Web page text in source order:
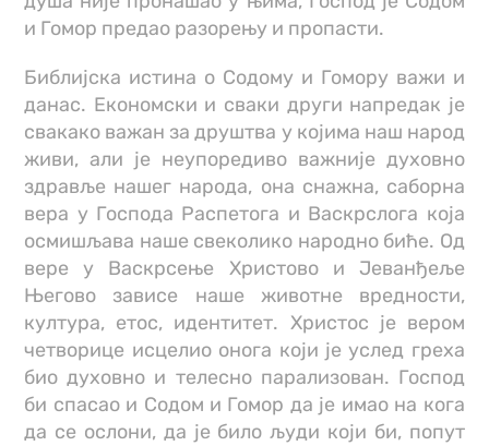
и Гомор предао разорењу и пропасти.
Библијска истина о Содому и Гомору важи и
данас. Економски и сваки други напредак је
свакако важан за друштва у којима наш народ
живи, али је неупоредиво важније духовно
здравље нашег народа, она снажна, саборна
вера у Господа Распетогa и Васкрслога која
осмишљава наше свеколико народно биће. Од
вере у Васкрсење Христово и Јеванђеље
Његово зависе наше животне вредности,
култура, етос, идентитет. Христос је вером
четворице исцелио онога који је услед греха
био духовно и телесно парализован. Господ
би спасао и Содом и Гомор да је имао на кога
да се ослони, да је било људи који би, попут